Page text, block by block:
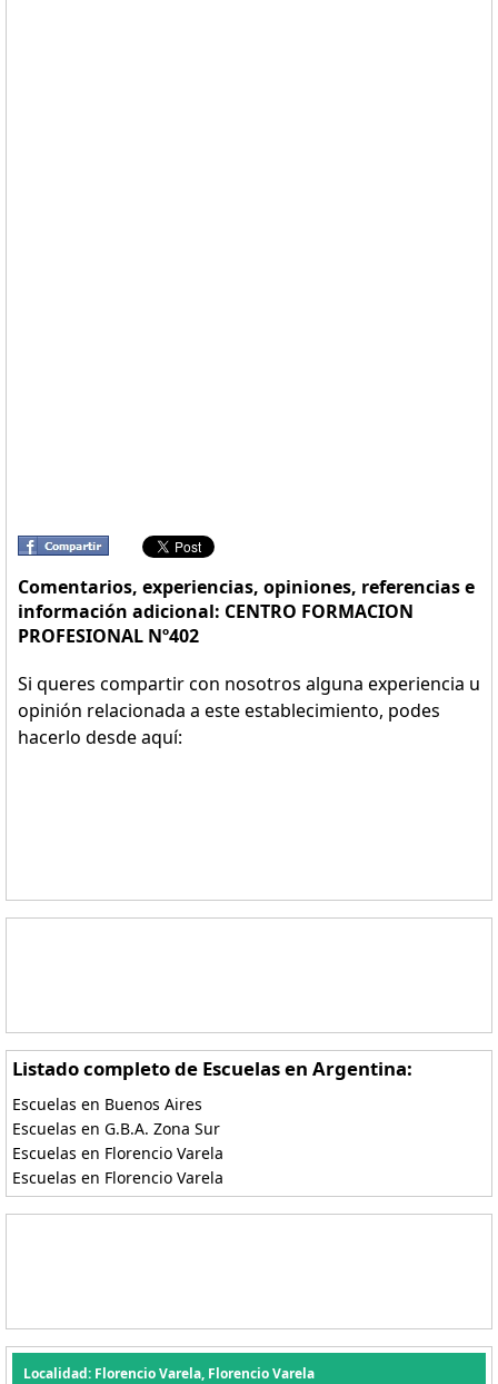
Comentarios, experiencias, opiniones, referencias e
información adicional: CENTRO FORMACION
PROFESIONAL Nº402
Si queres compartir con nosotros alguna experiencia u
opinión relacionada a este establecimiento, podes
hacerlo desde aquí:
Listado completo de Escuelas en Argentina:
Escuelas en Buenos Aires
Escuelas en G.B.A. Zona Sur
Escuelas en Florencio Varela
Escuelas en Florencio Varela
Localidad: Florencio Varela, Florencio Varela